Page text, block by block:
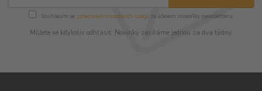
Souhlasím se zpracováním osobních údajůza účelem rozesílky newsletteru.
Můžete se kdykoliv odhlásit. Novinky zasíláme jednou za dva týdny.